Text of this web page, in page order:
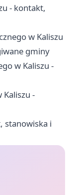
- kontakt,
w Kaliszu
gminy
w Kaliszu -
-
stanowiska i